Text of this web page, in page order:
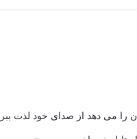
را می دهد از صدای خود لذت